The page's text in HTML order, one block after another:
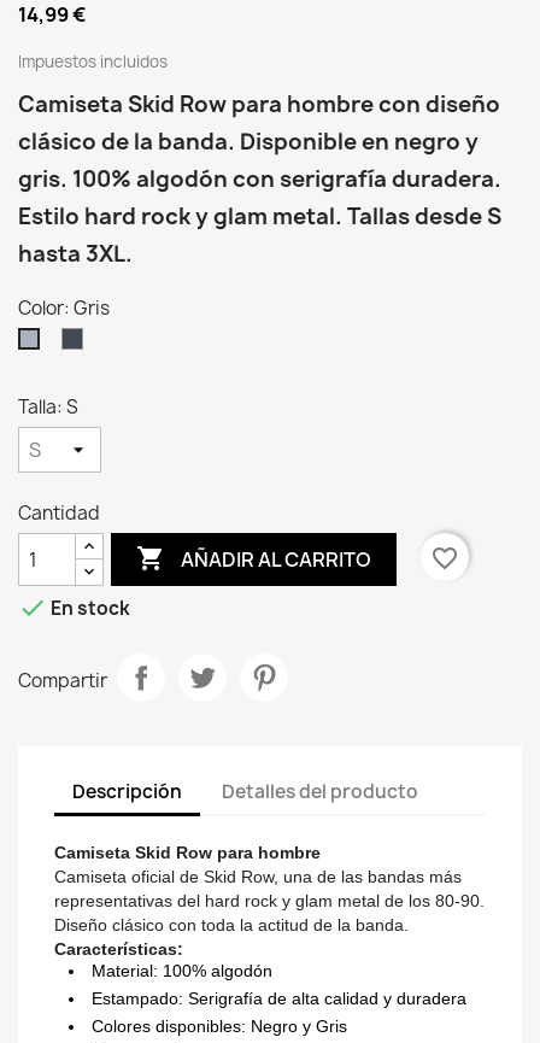
14,99 €
Impuestos incluidos
Camiseta Skid Row para hombre con diseño
clásico de la banda. Disponible en negro y
gris. 100% algodón con serigrafía duradera.
Estilo hard rock y glam metal. Tallas desde S
hasta 3XL.
Color: Gris
Talla: S
Cantidad
 AÑADIR AL CARRITO
favorite_border
 En stock
Compartir
Descripción Detalles del producto
Camiseta Skid Row para hombre
Camiseta oficial de Skid Row, una de las bandas más
representativas del hard rock y glam metal de los 80-90.
Diseño clásico con toda la actitud de la banda.
Características:
Material: 100% algodón
Estampado: Serigrafía de alta calidad y duradera
Colores disponibles: Negro y Gris